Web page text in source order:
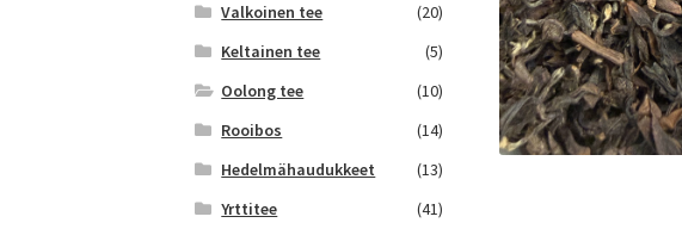
Valkoinen tee
(20)
Keltainen tee
(5)
Oolong tee
(10)
Rooibos
(14)
Hedelmähaudukkeet
(13)
Yrttitee
(41)